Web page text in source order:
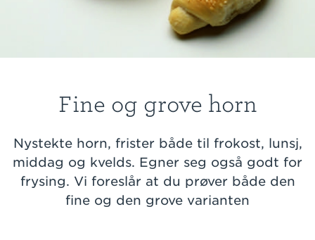
Fine og grove horn
Nystekte horn, frister både til frokost, lunsj,
middag og kvelds. Egner seg også godt for
frysing. Vi foreslår at du prøver både den
fine og den grove varianten